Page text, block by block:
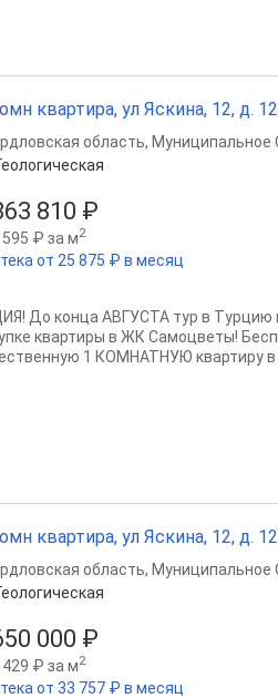
квартира, ул Яскина, 12, д.
810 ₽
595 ₽ за м2
от 25 875 ₽ в месяц
область, Муниципальное
До конца АВГУСТА тур в Турцию
квартиры в ЖК Самоцветы!
1 КОМНАТНУЮ квартиру в
квартира, ул Яскина, 12, д.
000 ₽
429 ₽ за м2
от 33 757 ₽ в месяц
область, Муниципальное